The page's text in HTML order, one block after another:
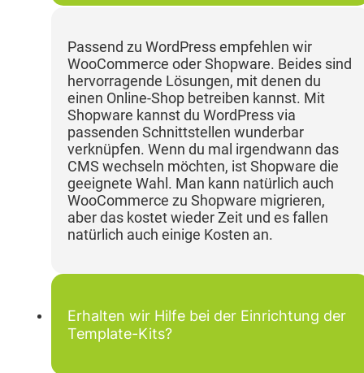
Passend zu WordPress empfehlen wir
WooCommerce oder Shopware. Beides sind
hervorragende Lösungen, mit denen du
einen Online-Shop betreiben kannst. Mit
Shopware kannst du WordPress via
passenden Schnittstellen wunderbar
verknüpfen. Wenn du mal irgendwann das
CMS wechseln möchten, ist Shopware die
geeignete Wahl. Man kann natürlich auch
WooCommerce zu Shopware migrieren,
aber das kostet wieder Zeit und es fallen
natürlich auch einige Kosten an.
Erhalten wir Hilfe bei der Einrichtung der
Template-Kits?